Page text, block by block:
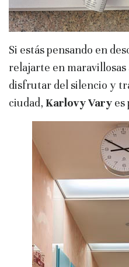
Si estás pensando en
relajarte en
disfrutar del silencio y
ciudad, Karlovy Vary es